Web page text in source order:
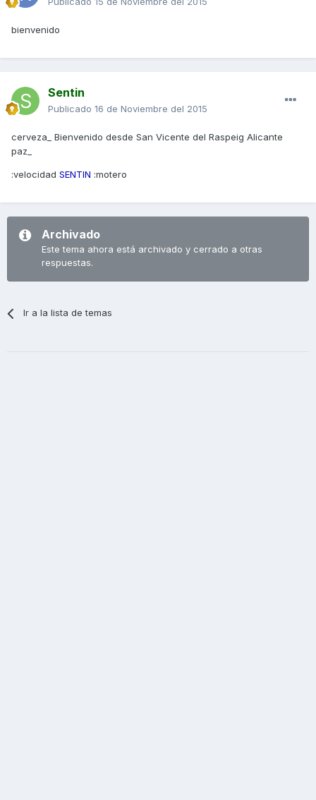
bienvenido
Sentin
Publicado 16 de Noviembre del 2015
cerveza_ Bienvenido desde San Vicente del Raspeig Alicante
paz_
:velocidad SENTIN :motero
Archivado
Este tema ahora está archivado y cerrado a otras
respuestas.
Ir a la lista de temas